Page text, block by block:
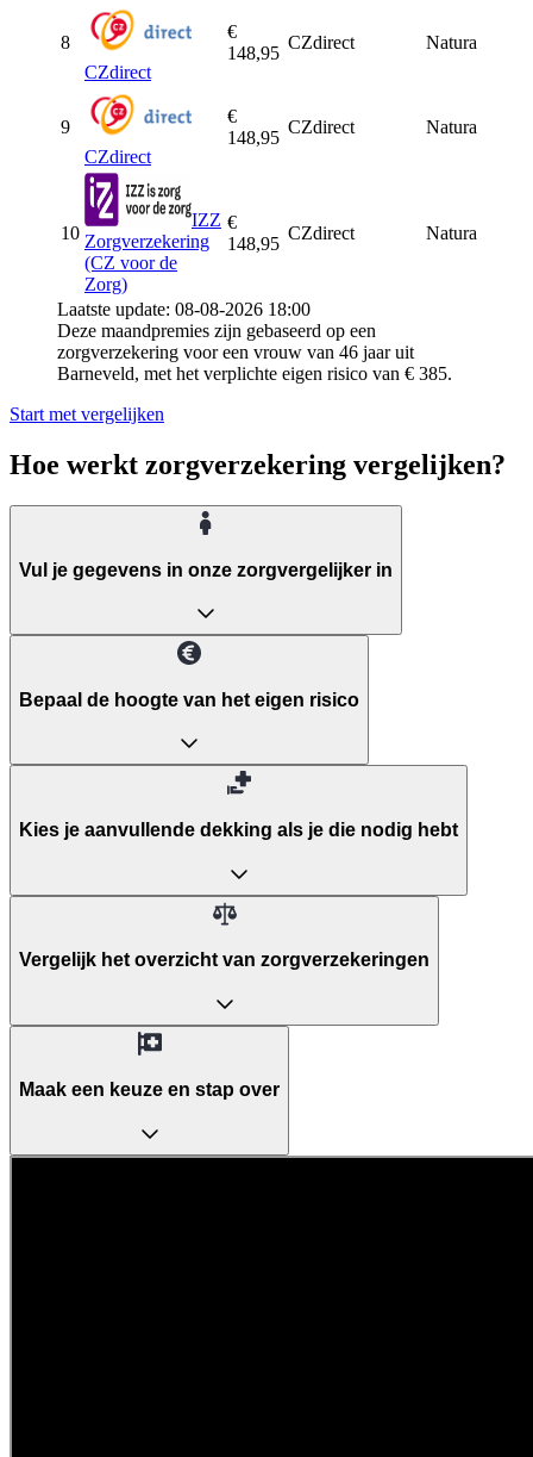
8
CZdirect
€
148,95
CZdirect Natura
9
CZdirect
€
148,95
CZdirect Natura
10
IZZ
Zorgverzekering
(CZ voor de
Zorg)
€
148,95
CZdirect Natura
Laatste update: 08-08-2026 18:00
Deze maandpremies zijn gebaseerd op een
zorgverzekering voor een vrouw van 46 jaar uit
Barneveld, met het verplichte eigen risico van € 385.
Start met vergelijken
Hoe werkt zorgverzekering vergelijken?
Vul je gegevens in onze zorgvergelijker in
Bepaal de hoogte van het eigen risico
Kies je aanvullende dekking als je die nodig hebt
Vergelijk het overzicht van zorgverzekeringen
Maak een keuze en stap over